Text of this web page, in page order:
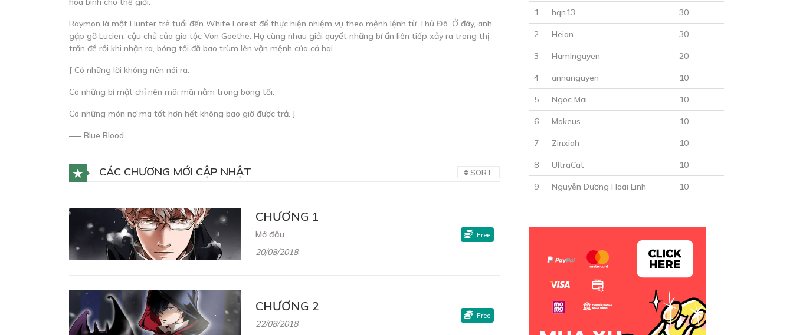
Raymon là một Hunter trẻ tuổi đến White Forest để thực hiện nhiệm vụ theo mệnh lệnh từ Thủ Đô. Ở đây, anh
gặp gỡ Lucien, cậu chủ của gia tộc Von Goethe. Họ cùng nhau giải quyết những bí ẩn liên tiếp xảy ra trong thị
trấn để rồi khi nhận ra, bóng tối đã bao trùm lên vận mệnh của cả hai…
[ Có những lời không nên nói ra.
Có những bí mật chỉ nên mãi mãi nằm trong bóng tối.
Có những món nợ mà tốt hơn hết không bao giờ được trả. ]
––– Blue Blood.
CÁC CHƯƠNG MỚI CẬP NHẬT SORT
CHƯƠNG 1
Mở đầu
20/08/2018
Free
CHƯƠNG 2
22/08/2018
Free
1 hqn13 30
2 Heian 30
3 Haminguyen 20
4 annanguyen 10
5 Ngoc Mai 10
6 Mokeus 10
7 Zinxiah 10
8 UltraCat 10
9 Nguyễn Dương Hoài Linh 10